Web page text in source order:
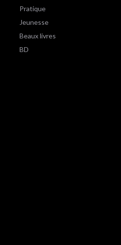
Pratique
Jeunesse
Beaux livres
BD